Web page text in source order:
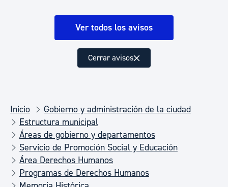
Ver todos los avisos
Cerrar avisos
Inicio
Gobierno y administración de la ciudad
Estructura municipal
Áreas de gobierno y departamentos
Servicio de Promoción Social y Educación
Área Derechos Humanos
Programas de Derechos Humanos